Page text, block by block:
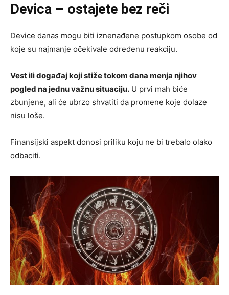
Devica – ostajete bez reči
Device danas mogu biti iznenađene postupkom osobe od
koje su najmanje očekivale određenu reakciju.
Vest ili događaj koji stiže tokom dana menja njihov
pogled na jednu važnu situaciju. U prvi mah biće
zbunjene, ali će ubrzo shvatiti da promene koje dolaze
nisu loše.
Finansijski aspekt donosi priliku koju ne bi trebalo olako
odbaciti.